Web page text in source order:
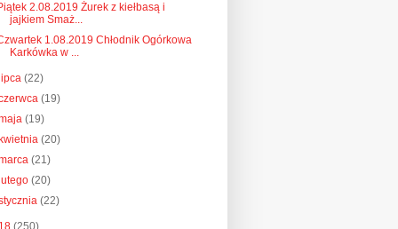
2.08.2019 Żurek z kiełbasą i
jajkiem Smaż...
1.08.2019 Chłodnik Ogórkowa
Karkówka w ...
lipca(22)
(19)
(19)
kwietnia(20)
(21)
lutego(20)
(22)
(250)